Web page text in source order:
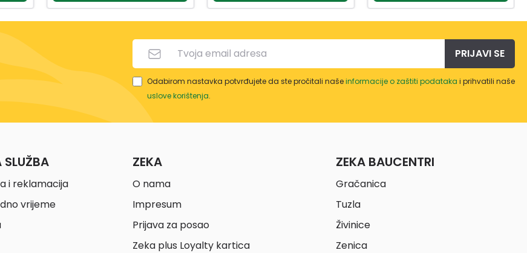
PRIJAVI SE
Odabirom nastavka potvrđujete da ste pročitali našeinformacije o zaštiti podataka i prihvatili naše
uslove korištenja.
SLUŽBA
i reklamacija
vrijeme
ZEKA
O nama
Impresum
Prijava za posao
Zeka plus Loyalty kartica
ZEKA BAUCENTRI
Gračanica
Tuzla
Živinice
Zenica